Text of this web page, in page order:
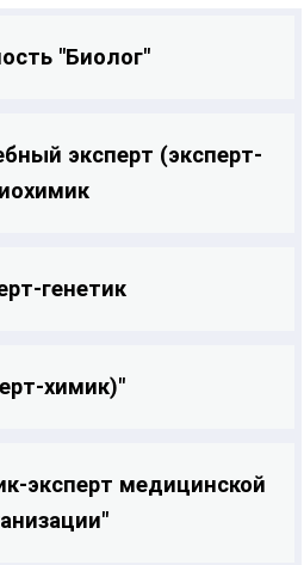
"Биолог"
эксперт (эксперт-
генетик
химик)"
эксперт медицинской